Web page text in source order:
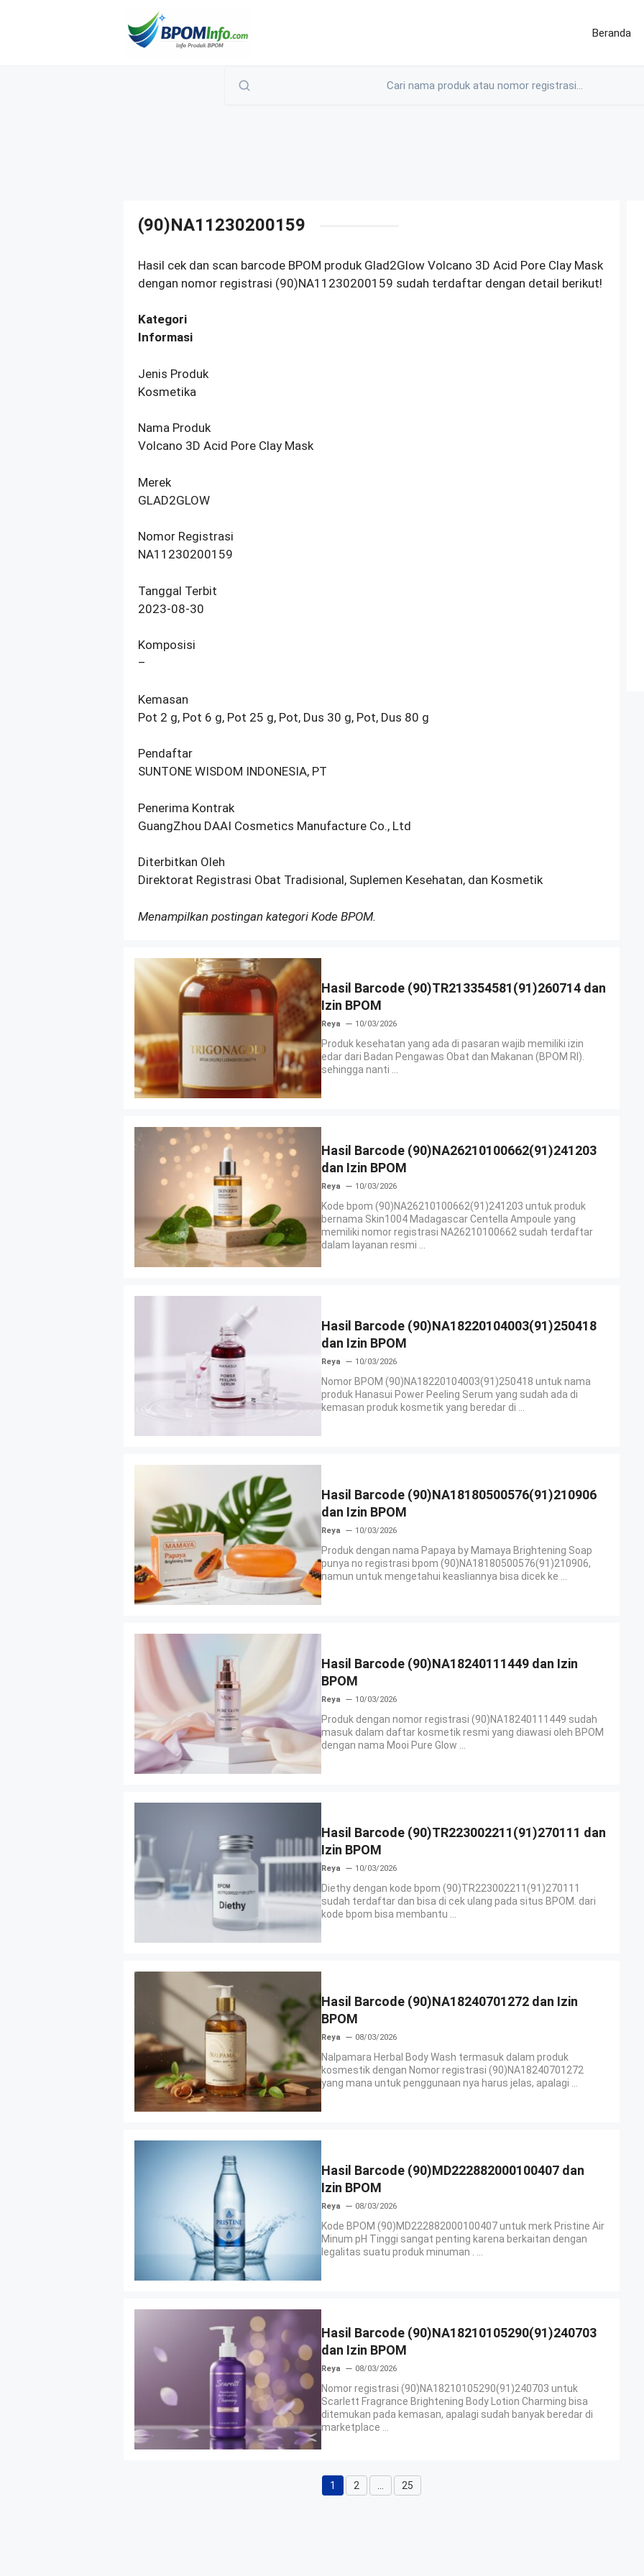
Beranda
(90)NA11230200159
Hasil cek dan scan barcode BPOM produk Glad2Glow Volcano 3D Acid Pore Clay Mask
dengan nomor registrasi (90)NA11230200159 sudah terdaftar dengan detail berikut!
Kategori
Informasi
Jenis Produk
Kosmetika
Nama Produk
Volcano 3D Acid Pore Clay Mask
Merek
GLAD2GLOW
Nomor Registrasi
NA11230200159
Tanggal Terbit
2023-08-30
Komposisi
–
Kemasan
Pot 2 g, Pot 6 g, Pot 25 g, Pot, Dus 30 g, Pot, Dus 80 g
Pendaftar
SUNTONE WISDOM INDONESIA, PT
Penerima Kontrak
GuangZhou DAAI Cosmetics Manufacture Co., Ltd
Diterbitkan Oleh
Direktorat Registrasi Obat Tradisional, Suplemen Kesehatan, dan Kosmetik
Menampilkan postingan kategori Kode BPOM.
Hasil Barcode (90)TR213354581(91)260714 dan
Izin BPOM
Reya 10/03/2026
Produk kesehatan yang ada di pasaran wajib memiliki izin
edar dari Badan Pengawas Obat dan Makanan (BPOM RI).
sehingga nanti ...
Hasil Barcode (90)NA26210100662(91)241203
dan Izin BPOM
Reya 10/03/2026
Kode bpom (90)NA26210100662(91)241203 untuk produk
bernama Skin1004 Madagascar Centella Ampoule yang
memiliki nomor registrasi NA26210100662 sudah terdaftar
dalam layanan resmi ...
Hasil Barcode (90)NA18220104003(91)250418
dan Izin BPOM
Reya 10/03/2026
Nomor BPOM (90)NA18220104003(91)250418 untuk nama
produk Hanasui Power Peeling Serum yang sudah ada di
kemasan produk kosmetik yang beredar di ...
Hasil Barcode (90)NA18180500576(91)210906
dan Izin BPOM
Reya 10/03/2026
Produk dengan nama Papaya by Mamaya Brightening Soap
punya no registrasi bpom (90)NA18180500576(91)210906,
namun untuk mengetahui keasliannya bisa dicek ke ...
Hasil Barcode (90)NA18240111449 dan Izin
BPOM
Reya 10/03/2026
Produk dengan nomor registrasi (90)NA18240111449 sudah
masuk dalam daftar kosmetik resmi yang diawasi oleh BPOM
dengan nama Mooi Pure Glow ...
Hasil Barcode (90)TR223002211(91)270111 dan
Izin BPOM
Reya 10/03/2026
Diethy dengan kode bpom (90)TR223002211(91)270111
sudah terdaftar dan bisa di cek ulang pada situs BPOM. dari
kode bpom bisa membantu ...
Hasil Barcode (90)NA18240701272 dan Izin
BPOM
Reya 08/03/2026
Nalpamara Herbal Body Wash termasuk dalam produk
kosmestik dengan Nomor registrasi (90)NA18240701272
yang mana untuk penggunaan nya harus jelas, apalagi ...
Hasil Barcode (90)MD222882000100407 dan
Izin BPOM
Reya 08/03/2026
Kode BPOM (90)MD222882000100407 untuk merk Pristine Air
Minum pH Tinggi sangat penting karena berkaitan dengan
legalitas suatu produk minuman . ...
Hasil Barcode (90)NA18210105290(91)240703
dan Izin BPOM
Reya 08/03/2026
Nomor registrasi (90)NA18210105290(91)240703 untuk
Scarlett Fragrance Brightening Body Lotion Charming bisa
ditemukan pada kemasan, apalagi sudah banyak beredar di
marketplace ...
Halaman
1 Halaman
2 Halaman
25